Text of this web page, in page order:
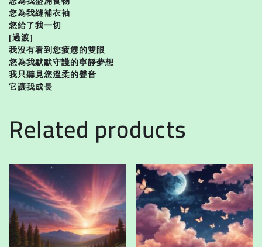
您為我縫補衣袖
您給了我一切
[過渡]
我沒有看到您疲憊的雙眼
您為我默默守護的寧靜夢想
我只聽見您溫柔的聲音
它讓我成長
Related products